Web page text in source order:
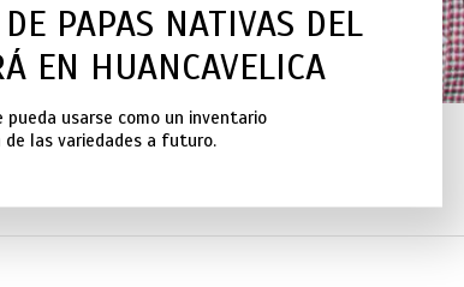
PAPAS NATIVAS DEL
EN HUANCAVELICA
usarse como un inventario
las variedades a futuro.